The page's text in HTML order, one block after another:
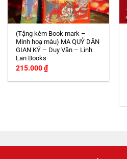
(Tặng kèm Book mark –
Minh hoạ màu) MA QUỶ DÂN
GIAN KÝ – Duy Văn – Linh
Lan Books
215.000₫